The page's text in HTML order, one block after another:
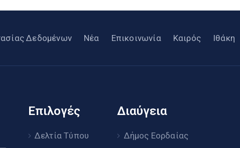
Δεδομένων Νέα Επικοινωνία Καιρός Ιθάκη
Επιλογές
Δελτία Τύπου
Διαύγεια
Δήμος Εορδαίας